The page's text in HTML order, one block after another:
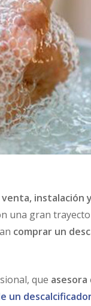
venta, instalación
una gran
comprar un
que
un